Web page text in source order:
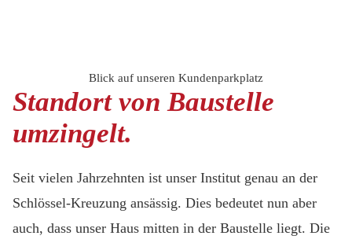
Blick auf unseren Kundenparkplatz
Standort von Baustelle
umzingelt.
Seit vielen Jahrzehnten ist unser Institut genau an der
Schlössel-Kreuzung ansässig. Dies bedeutet nun aber
auch, dass unser Haus mitten in der Baustelle liegt. Die